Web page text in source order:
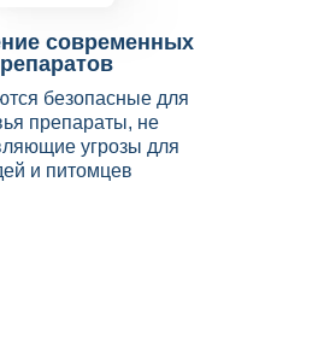
современных
безопасные для
препараты, не
угрозы для
и питомцев